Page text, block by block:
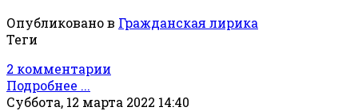
Опубликовано в Гражданская лирика
Теги
2 комментарии
Подробнее ...
Суббота, 12 марта 2022 14:40